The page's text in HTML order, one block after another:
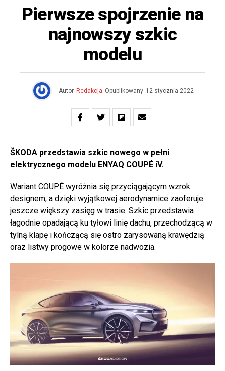
Pierwsze spojrzenie na
najnowszy szkic
modelu
Autor Redakcja Opublikowany 12 stycznia 2022
ŠKODA przedstawia szkic nowego w pełni
elektrycznego modelu ENYAQ COUPÉ iV.
Wariant COUPÉ wyróżnia się przyciągającym wzrok
designem, a dzięki wyjątkowej aerodynamice zaoferuje
jeszcze większy zasięg w trasie. Szkic przedstawia
łagodnie opadającą ku tyłowi linię dachu, przechodzącą w
tylną klapę i kończącą się ostro zarysowaną krawędzią
oraz listwy progowe w kolorze nadwozia.